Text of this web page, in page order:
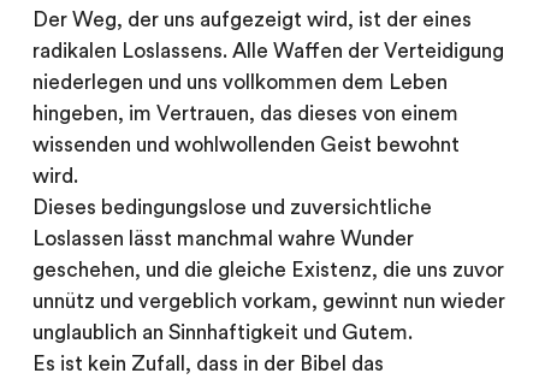
Der Weg, der uns aufgezeigt wird, ist der eines
radikalen Loslassens. Alle Waffen der Verteidigung
niederlegen und uns vollkommen dem Leben
hingeben, im Vertrauen, das dieses von einem
wissenden und wohlwollenden Geist bewohnt
wird.
Dieses bedingungslose und zuversichtliche
Loslassen lässt manchmal wahre Wunder
geschehen, und die gleiche Existenz, die uns zuvor
unnütz und vergeblich vorkam, gewinnt nun wieder
unglaublich an Sinnhaftigkeit und Gutem.
Es ist kein Zufall, dass in der Bibel das